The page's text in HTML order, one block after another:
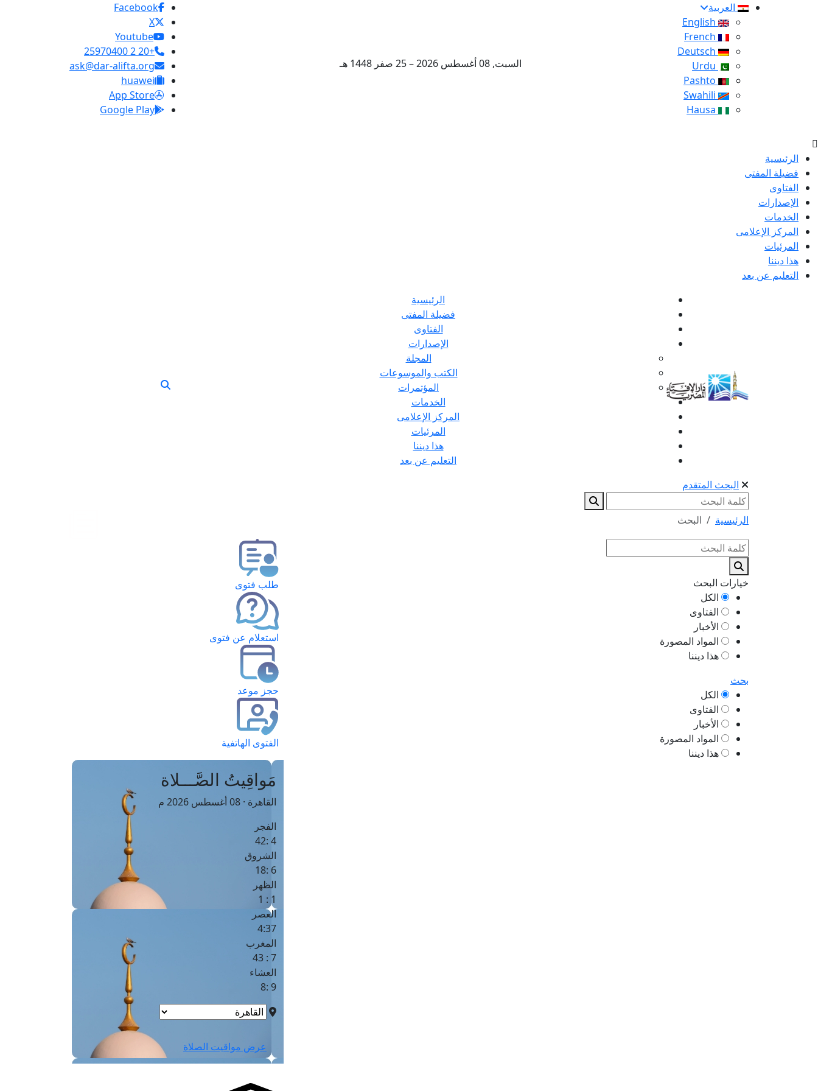
العربية
السبت, 08 أغسطس 2026 – 25 صفر 1448 هـ
Facebook
X
Youtube
+20 2 25970400
ask@dar-alifta.org
huawei
App Store
Google Play
الرئيسية
فضيلة المفتى
الفتاوى
الإصدارات
الخدمات
المركز الإعلامى
المرئيات
هذا ديننا
التعليم عن بعد
الرئيسية
فضيلة المفتى
الفتاوى
الإصدارات
المجلة
الكتب والموسوعات
المؤتمرات
الخدمات
المركز الإعلامى
المرئيات
هذا ديننا
التعليم عن بعد
البحث المتقدم
الرئيسية البحث
خيارات البحث
الكل
الفتاوى
الأخبار
المواد المصورة
هذا ديننا
بحث
الكل
الفتاوى
الأخبار
المواد المصورة
هذا ديننا
طلب فتوى
استعلام عن فتوى
حجز موعد
الفتوى الهاتفية
مَواقِيتُ الصَّـــلاة
القاهرة · 08 أغسطس 2026 م
الفجر
4 :42
الشروق
6 :18
الظهر
1 : 1
العصر
4:37
المغرب
7 : 43
العشاء
9 :8
عرض مواقيت الصلاة